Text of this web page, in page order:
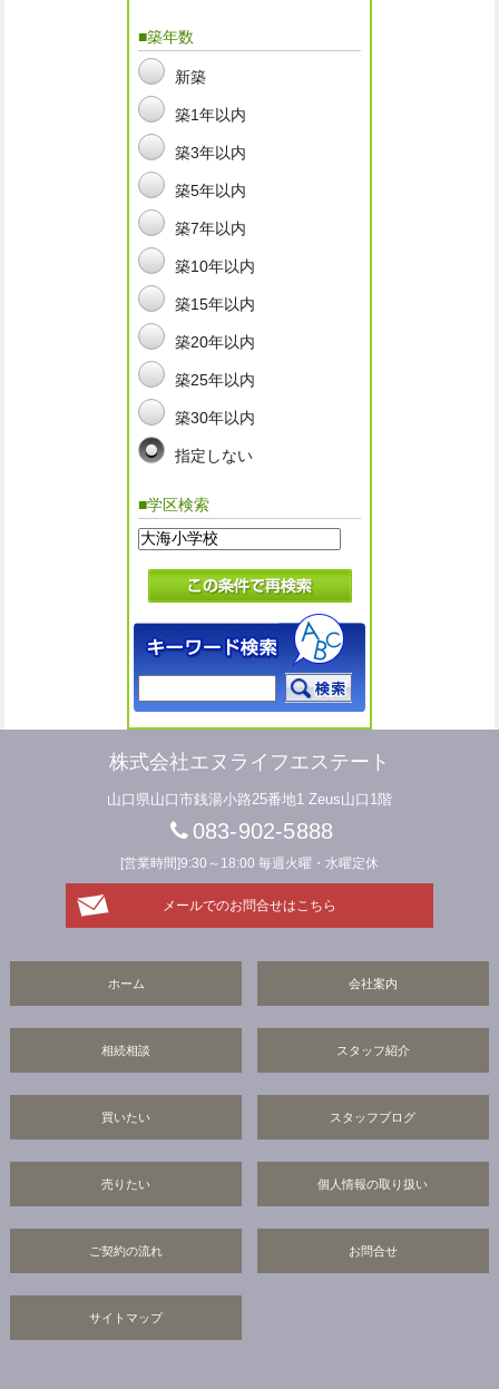
■築年数
新築
築1年以内
築3年以内
築5年以内
築7年以内
築10年以内
築15年以内
築20年以内
築25年以内
築30年以内
指定しない
■学区検索
株式会社エヌライフエステート
山口県山口市銭湯小路25番地1 Zeus山口1階
083-902-5888
[営業時間]9:30～18:00 毎週火曜・水曜定休
メールでのお問合せはこちら
ホーム
ご契約の流れ お問合せ
相続相談
会社案内
個人情報の取り扱い
買いたい
スタッフ紹介
サイトマップ
売りたい
スタッフブログ